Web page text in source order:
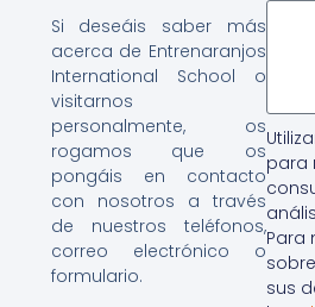
Si deseáis saber más
acerca de Entrenaranjos
International School o
visitarnos
personalmente, os
rogamos que os
pongáis en contacto
con nosotros a través
de nuestros teléfonos,
correo electrónico o
formulario.
para
Para
sus